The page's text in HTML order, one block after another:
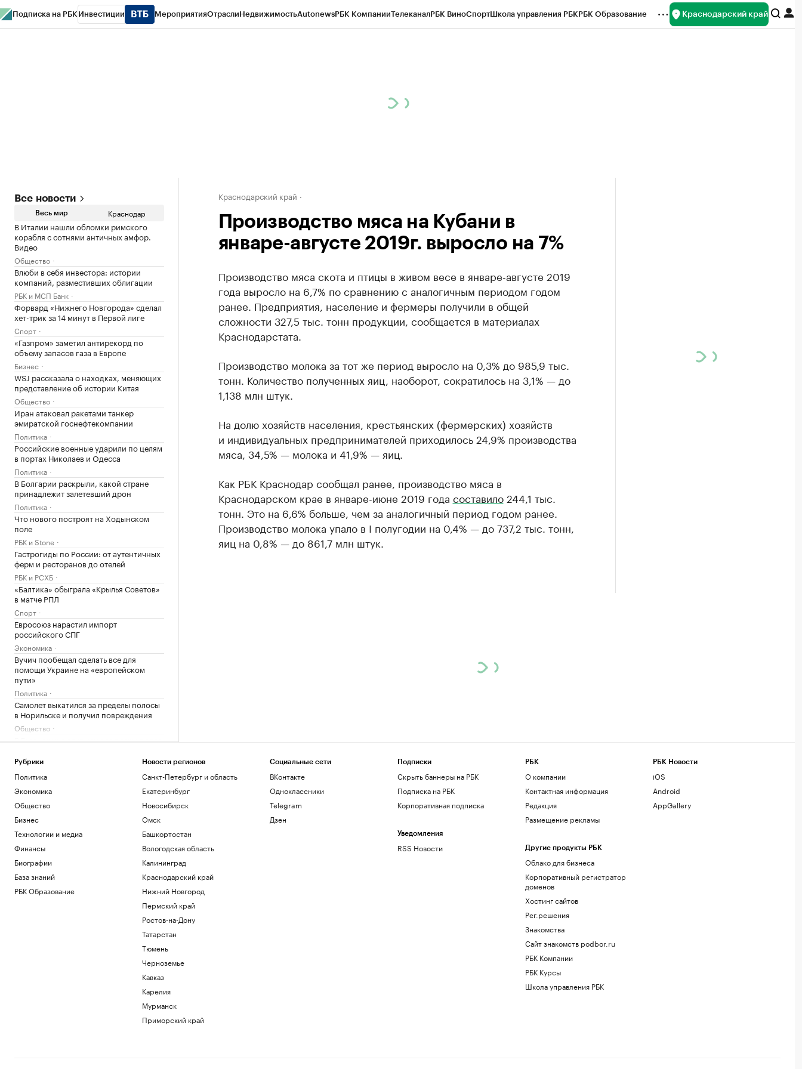
Подписка на РБК Инвестиции МероприятияОтраслиНедвижимостьAutonewsРБК КомпанииТелеканалРБК ВиноСпортШкола управления РБКРБК Образование Краснодарский край
Все новости
Весь мир Краснодар
В Италии нашли обломки римского
корабля с сотнями античных амфор.
Видео
Общество
Влюби в себя инвестора: истории
компаний, разместивших облигации
РБК и МСП Банк
Форвард «Нижнего Новгорода» сделал
хет-трик за 14 минут в Первой лиге
Спорт
«Газпром» заметил антирекорд по
объему запасов газа в Европе
Бизнес
WSJ рассказала о находках, меняющих
представление об истории Китая
Общество
Иран атаковал ракетами танкер
эмиратской госнефтекомпании
Политика
Российские военные ударили по целям
в портах Николаев и Одесса
Политика
В Болгарии раскрыли, какой стране
принадлежит залетевший дрон
Политика
Что нового построят на Ходынском
поле
РБК и Stone
Гастрогиды по России: от аутентичных
ферм и ресторанов до отелей
РБК и РСХБ
«Балтика» обыграла «Крылья Советов»
в матче РПЛ
Спорт
Евросоюз нарастил импорт
российского СПГ
Экономика
Вучич пообещал сделать все для
помощи Украине на «европейском
пути»
Политика
Самолет выкатился за пределы полосы
в Норильске и получил повреждения
Общество
В Геленджике открыли все пляжи после
Краснодарский край
Как выбрать оптимальное
инвестиций
РБК и ПИК Серия плюс
Две девушки в Шереметьево опоздали
на рейс и выбежали за самолетом.
Видео
Общество
Юные хоккеисты «Спартака» стали
победителями Кубка Александра
Овечкина
Краснодарский край
Производство мяса на Кубани в
январе-августе 2019г. выросло на 7%
Производство мяса скота и птицы в живом весе в январе-августе 2019
года выросло на 6,7% по сравнению с аналогичным периодом годом
ранее. Предприятия, население и фермеры получили в общей
сложности 327,5 тыс. тонн продукции, сообщается в материалах
Краснодарстата.
Производство молока за тот же период выросло на 0,3% до 985,9 тыс.
тонн. Количество полученных яиц, наоборот, сократилось на 3,1% — до
1,138 млн штук.
На долю хозяйств населения, крестьянских (фермерских) хозяйств
и индивидуальных предпринимателей приходилось 24,9% производства
мяса, 34,5% — молока и 41,9% — яиц.
Как РБК Краснодар сообщал ранее, производство мяса в
Краснодарском крае в январе-июне 2019 года составило244,1 тыс.
тонн. Это на 6,6% больше, чем за аналогичный период годом ранее.
Производство молока упало в I полугодии на 0,4% — до 737,2 тыс. тонн,
яиц на 0,8% — до 861,7 млн штук.
Рубрики
Политика
Экономика
Общество
Бизнес
Технологии и медиа
Финансы
Биографии
База знаний
РБК Образование
Новости регионов
Санкт-Петербург и область
Екатеринбург
Новосибирск
Омск
Башкортостан
Вологодская область
Калининград
Краснодарский край
Нижний Новгород
Пермский край
Ростов-на-Дону
Татарстан
Тюмень
Черноземье
Кавказ
Карелия
Мурманск
Приморский край
Социальные сети
ВКонтакте
Одноклассники
Telegram
Дзен
Подписки
Скрыть баннеры на РБК
Подписка на РБК
Корпоративная подписка
Уведомления
RSS Новости
РБК
О компании
Контактная информация
Редакция
Размещение рекламы
Другие продукты РБК
Облако для бизнеса
Корпоративный регистратор
доменов
Хостинг сайтов
Рег.решения
Знакомства
Сайт знакомств podbor.ru
РБК Компании
РБК Курсы
Школа управления РБК
РБК Новости
iOS
Android
AppGallery